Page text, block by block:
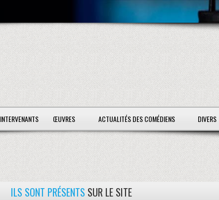
INTERVENANTS ŒUVRES ACTUALITÉS DES COMÉDIENS DIVERS
ILS SONT PRÉSENTS SUR LE SITE